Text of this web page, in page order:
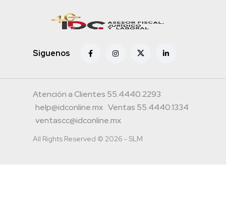
Siguenos
Atención a Clientes 55.4440.2293
help@idconline.mx Ventas 55.4440.1334
ventascc@idconline.mx
All Rights Reserved © 2026 - SLM